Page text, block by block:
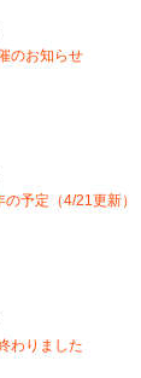
のお知らせ
の予定（4/21更新）
わりました